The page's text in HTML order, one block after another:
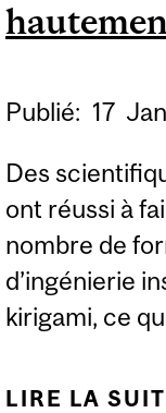
Publié: 17
Des
ont réussi à
nombre de
d’ingénierie
kirigami, ce
LIRE LA